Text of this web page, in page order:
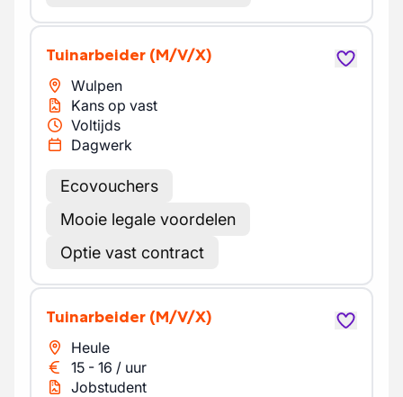
Tuinarbeider (M/V/X)
Wulpen
Kans op vast
Voltijds
Dagwerk
Ecovouchers
Mooie legale voordelen
Optie vast contract
Tuinarbeider (M/V/X)
Heule
15 - 16 / uur
Jobstudent